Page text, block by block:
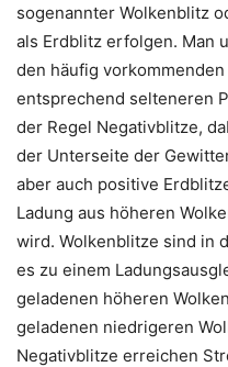
sogenannter Wolkenblitz
als Erdblitz erfolgen. Man
den häufig
entsprechend selteneren
der Regel Negativblitze,
der Unterseite der
aber auch positive
Ladung aus höheren
wird. Wolkenblitze sind in
es zu einem
geladenen höheren
geladenen niedrigeren
Negativblitze erreichen